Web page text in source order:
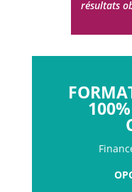
résultats